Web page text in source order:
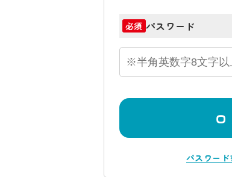
必須 パスワード
パスワー